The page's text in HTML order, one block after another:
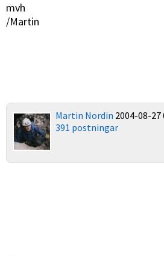
mvh
/Martin
Martin Nordin 2004-08-27
391 postningar